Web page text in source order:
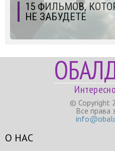
15 ФИЛЬМОВ,
НЕ ЗАБУДЕТЕ
© Copyright
Все права
О НАС